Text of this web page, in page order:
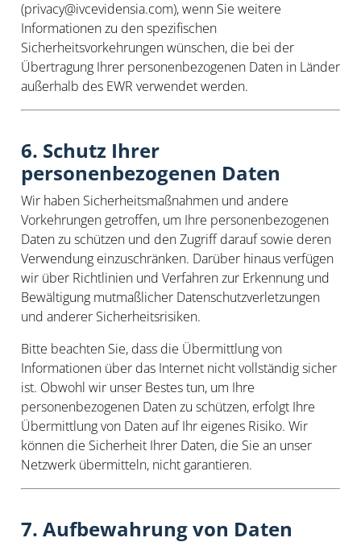
(privacy@ivcevidensia.com), wenn Sie weitere
Informationen zu den spezifischen
Sicherheitsvorkehrungen wünschen, die bei der
Übertragung Ihrer personenbezogenen Daten in Länder
außerhalb des EWR verwendet werden.
6. Schutz Ihrer
personenbezogenen Daten
Wir haben Sicherheitsmaßnahmen und andere
Vorkehrungen getroffen, um Ihre personenbezogenen
Daten zu schützen und den Zugriff darauf sowie deren
Verwendung einzuschränken. Darüber hinaus verfügen
wir über Richtlinien und Verfahren zur Erkennung und
Bewältigung mutmaßlicher Datenschutzverletzungen
und anderer Sicherheitsrisiken.
Bitte beachten Sie, dass die Übermittlung von
Informationen über das Internet nicht vollständig sicher
ist. Obwohl wir unser Bestes tun, um Ihre
personenbezogenen Daten zu schützen, erfolgt Ihre
Übermittlung von Daten auf Ihr eigenes Risiko. Wir
können die Sicherheit Ihrer Daten, die Sie an unser
Netzwerk übermitteln, nicht garantieren.
7. Aufbewahrung von Daten